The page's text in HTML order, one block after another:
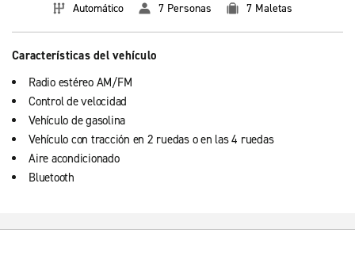
Automático 7 Personas 7 Maletas
Características del vehículo
Radio estéreo AM/FM
Control de velocidad
Vehículo de gasolina
Vehículo con tracción en 2 ruedas o en las 4 ruedas
Aire acondicionado
Bluetooth